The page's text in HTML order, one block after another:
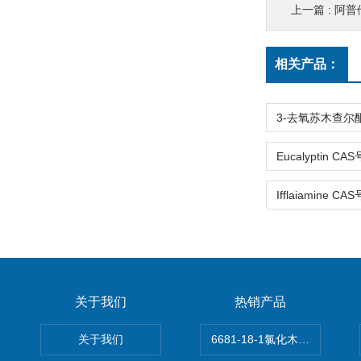
上一篇 : 阿普
相关产品：
关于我们
关于我们
热销产品
6681-18-1氯化木兰花碱